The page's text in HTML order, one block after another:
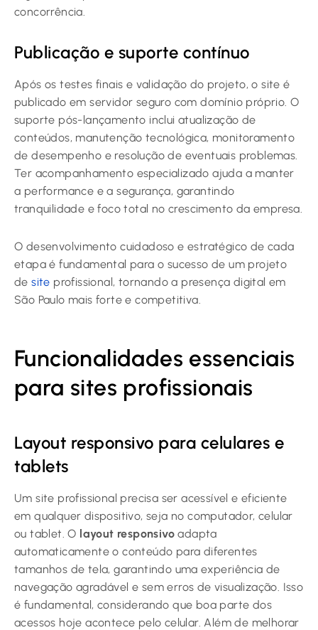
concorrência.
Publicação e suporte contínuo
Após os testes finais e validação do projeto, o site é
publicado em servidor seguro com domínio próprio. O
suporte pós-lançamento inclui atualização de
conteúdos, manutenção tecnológica, monitoramento
de desempenho e resolução de eventuais problemas.
Ter acompanhamento especializado ajuda a manter
a performance e a segurança, garantindo
tranquilidade e foco total no crescimento da empresa.
O desenvolvimento cuidadoso e estratégico de cada
etapa é fundamental para o sucesso de um projeto
desite profissional, tornando a presença digital em
São Paulo mais forte e competitiva.
Funcionalidades essenciais
para sites profissionais
Layout responsivo para celulares e
tablets
Um site profissional precisa ser acessível e eficiente
em qualquer dispositivo, seja no computador, celular
ou tablet. O layout responsivo adapta
automaticamente o conteúdo para diferentes
tamanhos de tela, garantindo uma experiência de
navegação agradável e sem erros de visualização. Isso
é fundamental, considerando que boa parte dos
acessos hoje acontece pelo celular. Além de melhorar